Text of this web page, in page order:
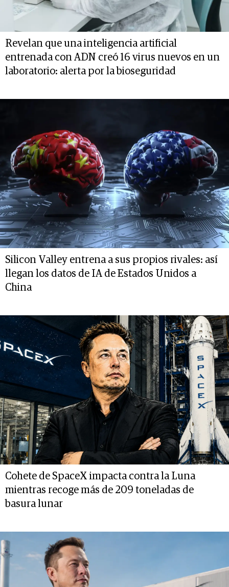
Revelan que una inteligencia artificial
entrenada con ADN creó 16 virus nuevos en un
laboratorio: alerta por la bioseguridad
Silicon Valley entrena a sus propios rivales: así
llegan los datos de IA de Estados Unidos a
China
Cohete de SpaceX impacta contra la Luna
mientras recoge más de 209 toneladas de
basura lunar